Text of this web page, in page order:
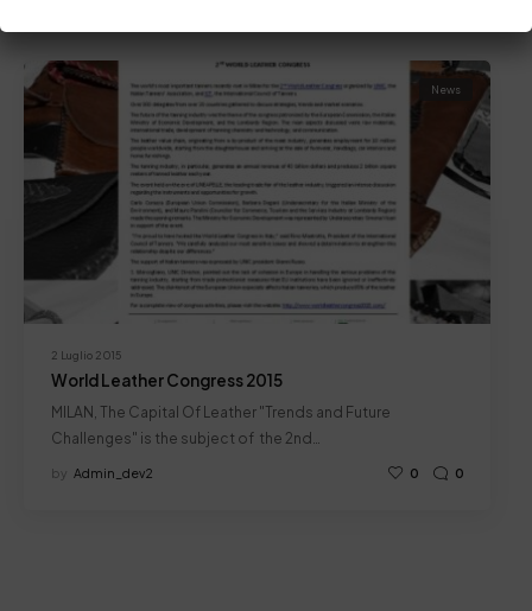
2 Luglio 2015
News
World Leather Congress 2015
MILAN, The Capital Of Leather "Trends and Future
Challenges" is the subject of the 2nd…
by Admin_dev2 0 0